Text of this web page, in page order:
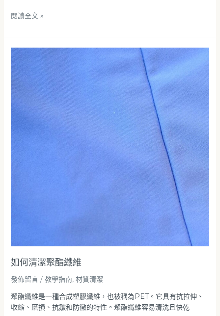
閱讀全文 »
如何清潔聚酯纖維
發佈留言 / 教學指南, 材質清潔
聚酯纖維是一種合成塑膠纖維，也被稱為PET。它具有抗拉伸、
收縮、磨損、抗皺和防黴的特性。聚酯纖維容易清洗且快乾
如
何
清
潔
維